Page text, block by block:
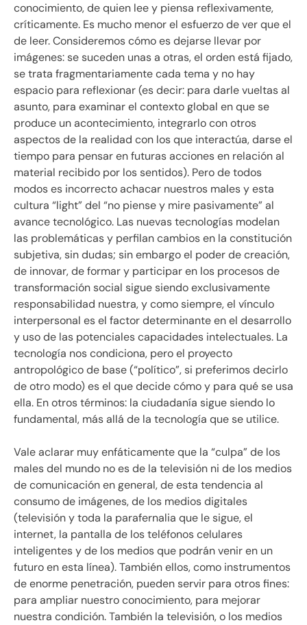
conocimiento, de quien lee y piensa reflexivamente,
críticamente. Es mucho menor el esfuerzo de ver que el
de leer. Consideremos cómo es dejarse llevar por
imágenes: se suceden unas a otras, el orden está fijado,
se trata fragmentariamente cada tema y no hay
espacio para reflexionar (es decir: para darle vueltas al
asunto, para examinar el contexto global en que se
produce un acontecimiento, integrarlo con otros
aspectos de la realidad con los que interactúa, darse el
tiempo para pensar en futuras acciones en relación al
material recibido por los sentidos). Pero de todos
modos es incorrecto achacar nuestros males y esta
cultura “light” del “no piense y mire pasivamente” al
avance tecnológico. Las nuevas tecnologías modelan
las problemáticas y perfilan cambios en la constitución
subjetiva, sin dudas; sin embargo el poder de creación,
de innovar, de formar y participar en los procesos de
transformación social sigue siendo exclusivamente
responsabilidad nuestra, y como siempre, el vínculo
interpersonal es el factor determinante en el desarrollo
y uso de las potenciales capacidades intelectuales. La
tecnología nos condiciona, pero el proyecto
antropológico de base (“político”, si preferimos decirlo
de otro modo) es el que decide cómo y para qué se usa
ella. En otros términos: la ciudadanía sigue siendo lo
fundamental, más allá de la tecnología que se utilice.
Vale aclarar muy enfáticamente que la “culpa” de los
males del mundo no es de la televisión ni de los medios
de comunicación en general, de esta tendencia al
consumo de imágenes, de los medios digitales
(televisión y toda la parafernalia que le sigue, el
internet, la pantalla de los teléfonos celulares
inteligentes y de los medios que podrán venir en un
futuro en esta línea). También ellos, como instrumentos
de enorme penetración, pueden servir para otros fines:
para ampliar nuestro conocimiento, para mejorar
nuestra condición. También la televisión, o los medios